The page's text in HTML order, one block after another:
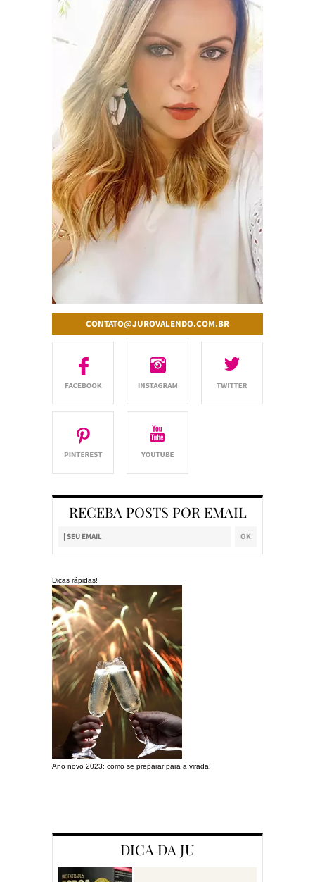
CONTATO@JUROVALENDO.COM.BR
RECEBA POSTS POR EMAIL
Dicas rápidas!
Ano novo 2023: como se preparar para a virada!
DICA DA JU